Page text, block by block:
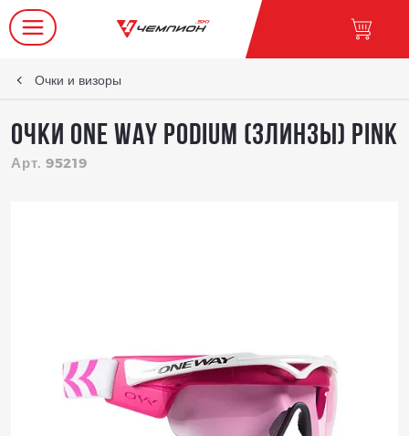
Очки и визоры
очки ONE WAY PODIUM (3линзы) PINK
Арт. 95219